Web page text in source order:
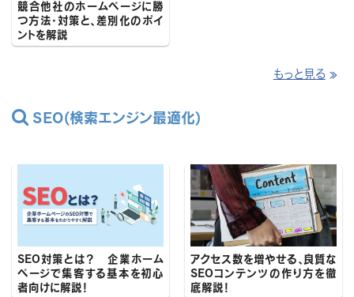
競合他社のホームページに勝
つ方法・対策と、差別化のポイ
ントを解説
もっと見る ≫
 SEO(検索エンジン最適化)
SEO対策とは？ 企業ホーム
ページで集客する基本を初心
者向けに解説！
アクセス数を増やせる、良質な
SEOコンテンツの作り方を徹
底解説！